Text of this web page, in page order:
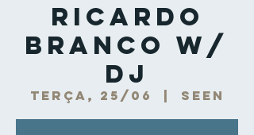
Ricardo
Branco w/
DJ
terça, 25/06 Seen